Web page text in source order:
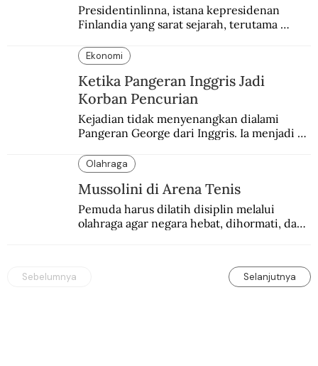
Presidentinlinna, istana kepresidenan
Finlandia yang sarat sejarah, terutama
Ekonomi
Ketika Pangeran Inggris Jadi
Korban Pencurian
Kejadian tidak menyenangkan dialami
Pangeran George dari Inggris. Ia menjadi
Buenos Aires, Argentina.
Olahraga
Mussolini di Arena Tenis
Pemuda harus dilatih disiplin melalui
olahraga agar negara hebat, dihormati, dan
Sebelumnya Selanjutnya